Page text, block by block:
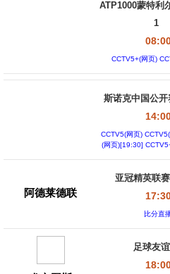
ATP1000蒙特利
1
CCTV5+(网页)
斯诺克中国公开
CCTV5(网页)
(网页)[19:30]
阿德莱德联
亚冠精英联
比分直
足球友